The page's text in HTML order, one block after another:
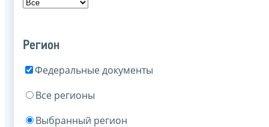
Регион
Федеральные документы
Все регионы
Выбранный регион